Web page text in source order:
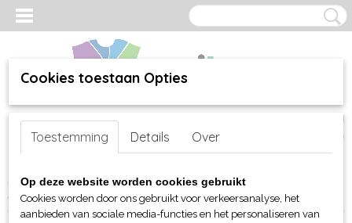
Inloggen Registreren
(0)
Home >webshop>Per merk >Fruit of the Loom
shirts
Cookies toestaan Opties
Toestemming Details Over
Op deze website worden cookies gebruikt
Cookies worden door ons gebruikt voor verkeersanalyse, het
aanbieden van sociale media-functies en het personaliseren van